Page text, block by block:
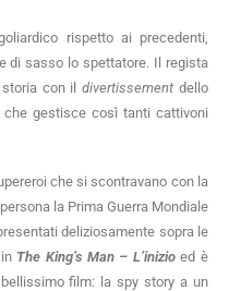
rispetto ai precedenti,
di sasso lo spettatore. Il regista
storia con ildivertissement dello
gestisce così tanti cattivoni
che si scontravano con la
la Prima Guerra Mondiale
deliziosamente sopra le
The King’s Man – L’inizioed è
film: la spy story a un